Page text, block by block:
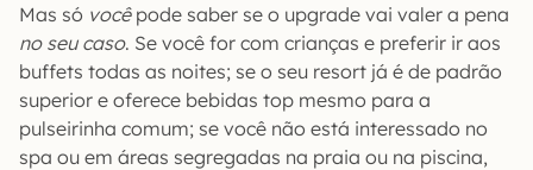
Mas só vocêpode saber se o upgrade vai valer a pena
no seu caso. Se você for com crianças e preferir ir aos
buffets todas as noites; se o seu resort já é de padrão
superior e oferece bebidas top mesmo para a
pulseirinha comum; se você não está interessado no
spa ou em áreas segregadas na praia ou na piscina,